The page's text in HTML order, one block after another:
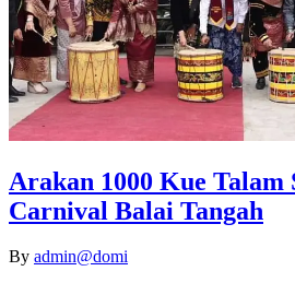
Arakan 1000 Kue Talam
Carnival Balai Tangah
By admin@domi